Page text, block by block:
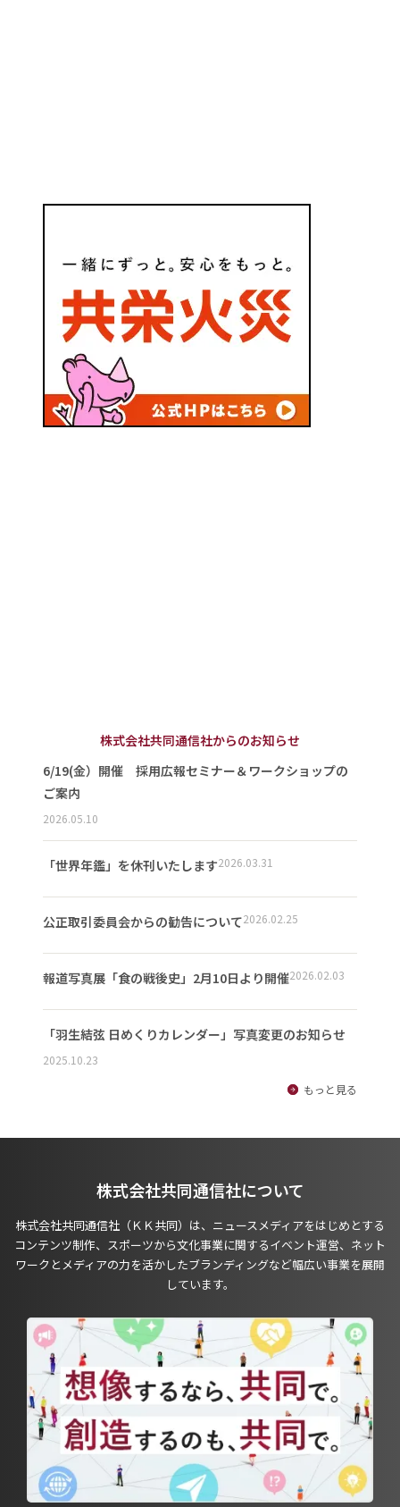
株式会社共同通信社からのお知らせ
6/19(金）開催 採用広報セミナー＆ワークショップの
ご案内
2026.05.10
「世界年鑑」を休刊いたします2026.03.31
公正取引委員会からの勧告について2026.02.25
報道写真展「食の戦後史」2月10日より開催2026.02.03
「羽生結弦 日めくりカレンダー」写真変更のお知らせ
2025.10.23
もっと見る
株式会社共同通信社について
株式会社共同通信社（ＫＫ共同）は、ニュースメディアをはじめとする
コンテンツ制作、スポーツから文化事業に関するイベント運営、ネット
ワークとメディアの力を活かしたブランディングなど幅広い事業を展開
しています。